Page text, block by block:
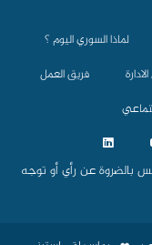
لماذا السوري اليوم ؟
فريق العمل
بالضروة عن رأي أو توجه